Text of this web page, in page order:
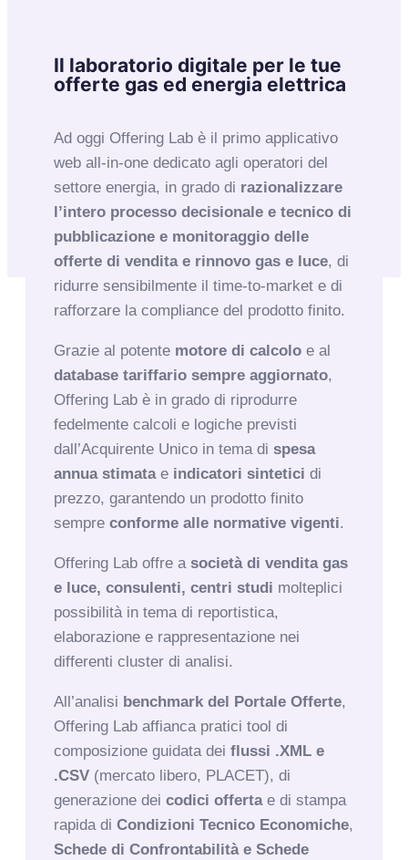
Il laboratorio digitale per le tue
offerte gas ed energia elettrica
Ad oggi Offering Lab è il primo applicativo
web all-in-one dedicato agli operatori del
settore energia, in grado di razionalizzare
l’intero processo decisionale e tecnico di
pubblicazione e monitoraggio delle
offerte di vendita e rinnovo gas e luce, di
ridurre sensibilmente il time-to-market e di
rafforzare la compliance del prodotto finito.
Grazie al potente motore di calcolo e al
database tariffario sempre aggiornato,
Offering Lab è in grado di riprodurre
fedelmente calcoli e logiche previsti
dall’Acquirente Unico in tema dispesa
annua stimatae indicatori sinteticidi
prezzo, garantendo un prodotto finito
sempreconforme alle normative vigenti.
Offering Lab offre asocietà di vendita gas
e luce, consulenti, centri studi molteplici
possibilità in tema di reportistica,
elaborazione e rappresentazione nei
differenti cluster di analisi.
All’analisi benchmark del Portale Offerte,
Offering Lab affianca pratici tool di
composizione guidata deiflussi .XML e
.CSV (mercato libero, PLACET), di
generazione deicodici offertae di stampa
rapida diCondizioni Tecnico Economiche,
Schede di Confrontabilità e Schede